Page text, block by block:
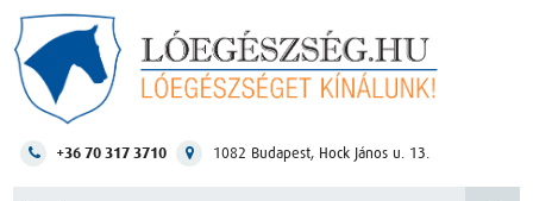
+36 70 317 3710 1082 Budapest, Hock János u. 13.